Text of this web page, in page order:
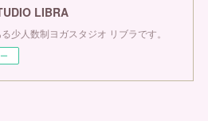
LIBRA
少人数制ヨガスタジオ リブラです。